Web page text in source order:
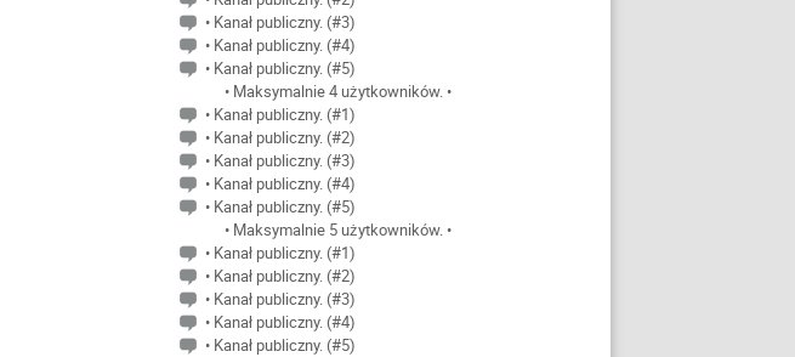
• Kanał publiczny. (#3)
• Kanał publiczny. (#4)
• Kanał publiczny. (#5)
• Maksymalnie 4 użytkowników. •
• Kanał publiczny. (#1)
• Kanał publiczny. (#2)
• Kanał publiczny. (#3)
• Kanał publiczny. (#4)
• Kanał publiczny. (#5)
• Maksymalnie 5 użytkowników. •
• Kanał publiczny. (#1)
• Kanał publiczny. (#2)
• Kanał publiczny. (#3)
• Kanał publiczny. (#4)
• Kanał publiczny. (#5)